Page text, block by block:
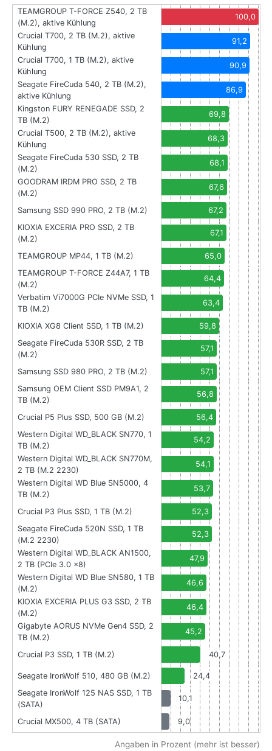
TEAMGROUP T-FORCE Z540, 2 TB
(M.2), aktive Kühlung
100,0
Crucial T700, 2 TB (M.2), aktive
Kühlung
91,2
Crucial T700, 1 TB (M.2), aktive
Kühlung
90,9
Seagate FireCuda 540, 2 TB (M.2),
aktive Kühlung
86,9
Kingston FURY RENEGADE SSD, 2
TB (M.2)
69,8
Crucial T500, 2 TB (M.2), aktive
Kühlung
68,3
Seagate FireCuda 530 SSD, 2 TB
(M.2)
68,1
GOODRAM IRDM PRO SSD, 2 TB
(M.2)
67,6
Samsung SSD 990 PRO, 2 TB (M.2)
67,2
KIOXIA EXCERIA PRO SSD, 2 TB
(M.2)
67,1
TEAMGROUP MP44, 1 TB (M.2)
65,0
TEAMGROUP T-FORCE Z44A7, 1 TB
(M.2)
64,4
Verbatim Vi7000G PCIe NVMe SSD, 1
TB (M.2)
63,4
KIOXIA XG8 Client SSD, 1 TB (M.2)
59,8
Seagate FireCuda 530R SSD, 2 TB
(M.2)
57,1
Samsung SSD 980 PRO, 2 TB (M.2)
57,1
Samsung OEM Client SSD PM9A1, 2
TB (M.2)
56,8
Crucial P5 Plus SSD, 500 GB (M.2)
56,4
Western Digital WD_BLACK SN770, 1
TB (M.2)
54,2
Western Digital WD_BLACK SN770M,
2 TB (M.2 2230)
54,1
Western Digital WD Blue SN5000, 4
TB (M.2)
53,7
Crucial P3 Plus SSD, 1 TB (M.2)
52,3
Seagate FireCuda 520N SSD, 1 TB
(M.2 2230)
52,3
Western Digital WD_BLACK AN1500,
2 TB (PCIe 3.0 x8)
47,9
Western Digital WD Blue SN580, 1 TB
(M.2)
46,6
KIOXIA EXCERIA PLUS G3 SSD, 2 TB
(M.2)
46,4
Gigabyte AORUS NVMe Gen4 SSD, 2
TB (M.2)
45,2
Crucial P3 SSD, 1 TB (M.2) 40,7
Seagate IronWolf 510, 480 GB (M.2)
24,4
Seagate IronWolf 125 NAS SSD, 1 TB
(SATA)
10,1
Crucial MX500, 4 TB (SATA) 9,0
Angaben in Prozent (mehr ist besser)